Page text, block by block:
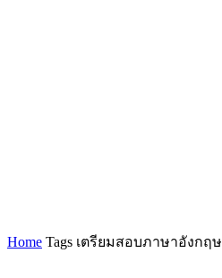
Home Tags เตรียมสอบภาษาอังกฤษ